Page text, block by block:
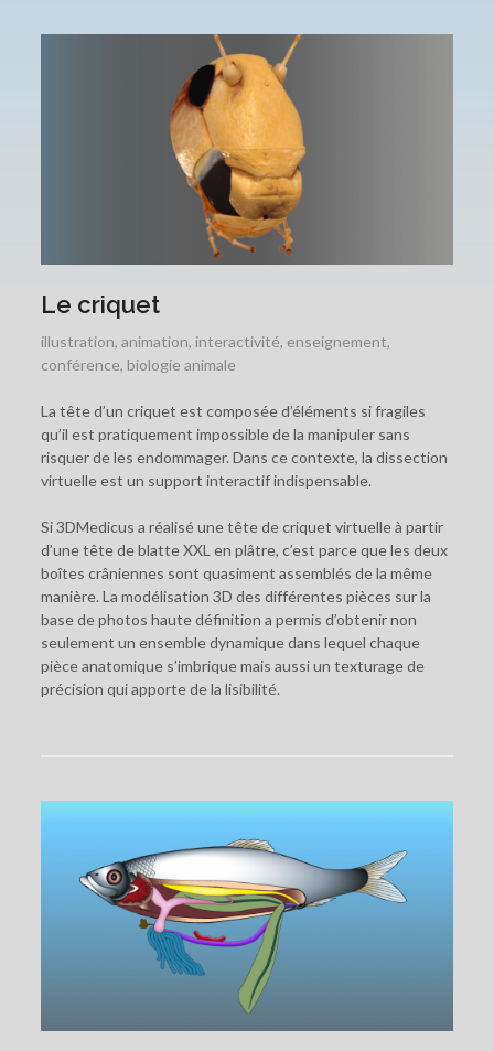
Le criquet
illustration,animation, interactivité, enseignement,
conférence, biologie animale
La tête d’un criquet est composée d’éléments si fragiles
qu’il est pratiquement impossible de la manipuler sans
risquer de les endommager. Dans ce contexte, la dissection
virtuelle est un support interactif indispensable.
Si 3DMedicus a réalisé une tête de criquet virtuelle à partir
d’une tête de blatte XXL en plâtre, c’est parce que les deux
boîtes crâniennes sont quasiment assemblés de la même
manière. La modélisation 3D des différentes pièces sur la
base de photos haute définition a permis d’obtenir non
seulement un ensemble dynamique dans lequel chaque
pièce anatomique s’imbrique mais aussi un texturage de
précision qui apporte de la lisibilité.